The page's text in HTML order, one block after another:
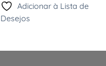
Adicionar à Lista de
Desejos